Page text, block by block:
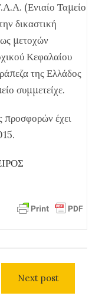
(Ενιαίο Ταμείο
δικαστική
μετοχών
Κεφαλαίου
της Ελλάδος
συμμετείχε.
προσφορών έχει
Next post